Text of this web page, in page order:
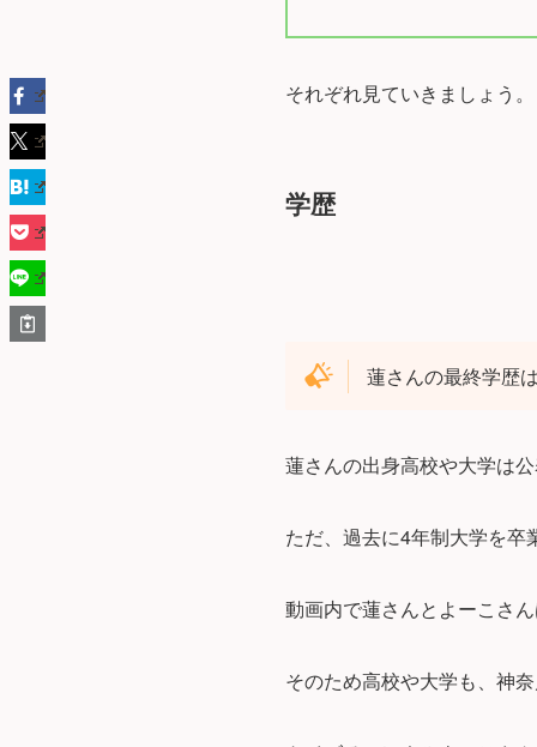
それぞれ見ていきましょう。
学歴
蓮さんの最終学歴
蓮さんの出身高校や大学は公
ただ、過去に4年制大学を卒
動画内で蓮さんとよーこさ
そのため高校や大学も、神